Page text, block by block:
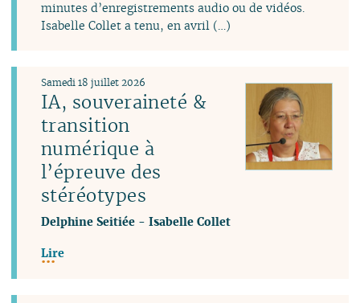
minutes d’enregistrements audio ou de vidéos.
Isabelle Collet a tenu, en avril (…)
IA, souveraineté &
transition
numérique à
l’épreuve des
stéréotypes
Samedi 18 juillet 2026
Delphine Seitiée -Isabelle Collet
Lire